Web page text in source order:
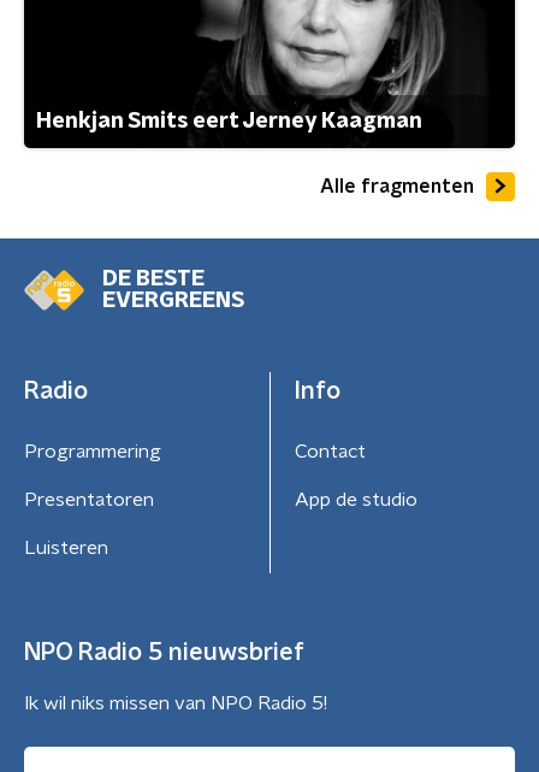
Henkjan Smits eert Jerney Kaagman
Alle fragmenten
DE BESTE
EVERGREENS
Radio
Programmering
Presentatoren
Luisteren
Info
Contact
App de studio
NPO Radio 5 nieuwsbrief
Ik wil niks missen van NPO Radio 5!